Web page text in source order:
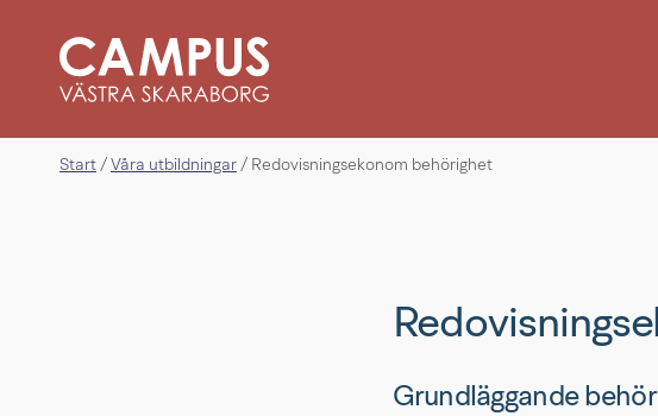
Start / Våra utbildningar / Redovisningsekonom behörighet
Grundläggande